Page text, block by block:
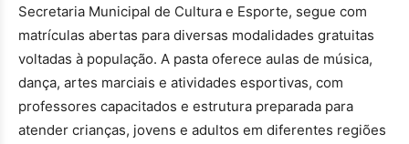
Secretaria Municipal de Cultura e Esporte, segue com
matrículas abertas para diversas modalidades gratuitas
voltadas à população. A pasta oferece aulas de música,
dança, artes marciais e atividades esportivas, com
professores capacitados e estrutura preparada para
atender crianças, jovens e adultos em diferentes regiões